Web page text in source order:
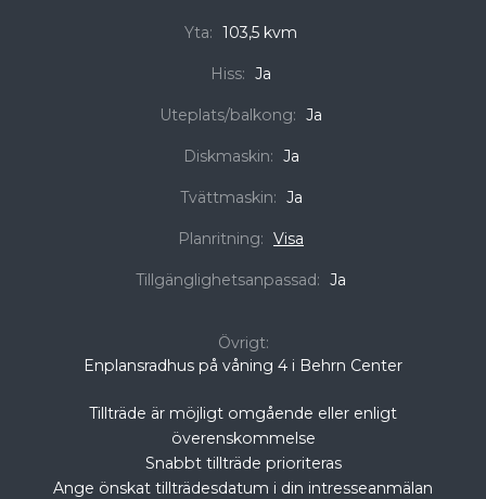
Yta: 103,5 kvm
Hiss: Ja
Uteplats/balkong: Ja
Diskmaskin: Ja
Tvättmaskin: Ja
Planritning: Visa
Tillgänglighetsanpassad: Ja
Övrigt:
Enplansradhus på våning 4 i Behrn Center
Tillträde är möjligt omgående eller enligt
överenskommelse
Snabbt tillträde prioriteras
Ange önskat tillträdesdatum i din intresseanmälan